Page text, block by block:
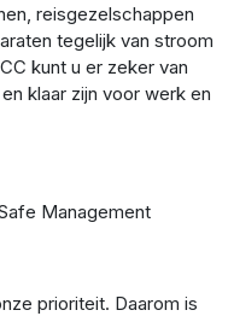
reisgezelschappen
tegelijk van stroom
kunt u er zeker van
klaar zijn voor werk en
Management
prioriteit. Daarom is